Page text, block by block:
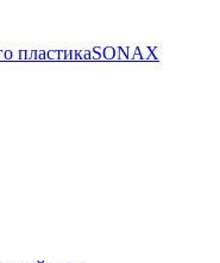
пластикаSONAX